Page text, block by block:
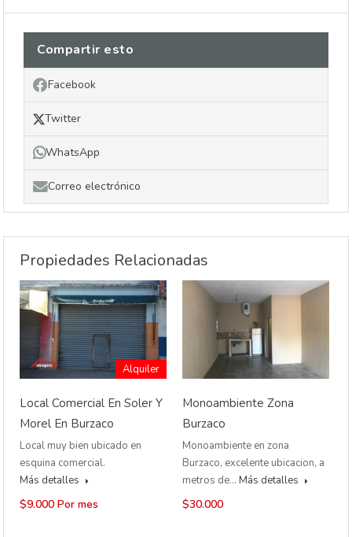
Compartir esto
Facebook
Twitter
WhatsApp
Correo electrónico
Propiedades Relacionadas
Alquiler
Local Comercial En Soler Y
Morel En Burzaco
Local muy bien ubicado en
esquina comercial.
Más detalles
$9.000 Por mes
Monoambiente Zona
Burzaco
Monoambiente en zona
Burzaco, excelente ubicacion, a
metros de… Más detalles
$30.000